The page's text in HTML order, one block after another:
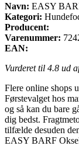
Navn: EASY
Kategori:
Producent:
Varenummer:
EAN:
Vurderet til 4.8 ud
Flere online shops
Førstevalget hos
og så kan du bare
dig bedst.
tilfælde desuden
EASY BARF